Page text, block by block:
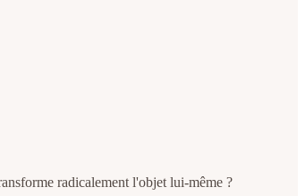
radicalement l'objet lui-même ?